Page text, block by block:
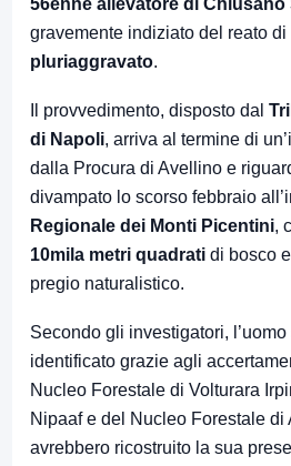
56enne allevatore di
gravemente indiziato del reato di
pluriaggravato.
Il provvedimento, disposto dal
di Napoli, arriva al termine di
dalla Procura di Avellino e
divampato lo scorso febbraio
Regionale dei Monti Picentini,
10mila metri quadrati di bosco
pregio naturalistico.
Secondo gli investigatori,
identificato grazie agli
Nucleo Forestale di Volturara
Nipaaf e del Nucleo Forestale di
avrebbero ricostruito la sua